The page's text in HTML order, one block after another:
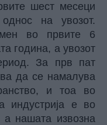
шест месеци
на увозот.
во првите 6
година, а увозот
За прв пат
да се намалува
и тоа во
индустрија е во
а нашата извозна